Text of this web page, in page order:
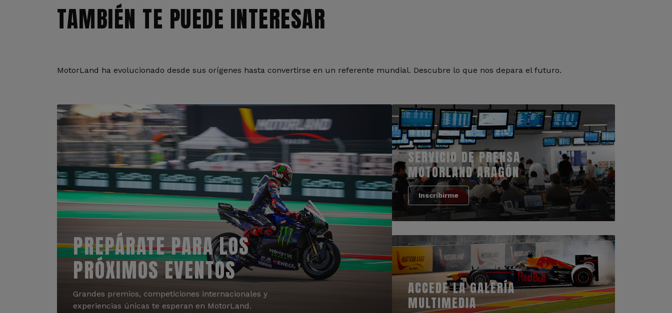
TAMBIÉN TE PUEDE INTERESAR
MotorLand ha evolucionado desde sus orígenes hasta convertirse en un referente mundial. Descubre lo que nos depara el futuro.
PREPÁRATE PARA LOS
PRÓXIMOS EVENTOS
Grandes premios, competiciones internacionales y
experiencias únicas te esperan en MotorLand.
SERVICIO DE PRENSA
MOTORLAND ARAGÓN
Inscribirme
ACCEDE LA GALERÍA
MULTIMEDIA